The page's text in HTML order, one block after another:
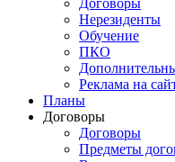
Договоры
Нерезиденты
Обучение
ПКО
Реклама на
Планы
Договоры
Договоры
Предметы